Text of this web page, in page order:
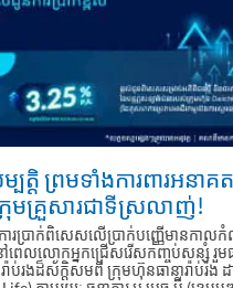
បត្តិ ព្រមទាំងការពារអនាគ
មគ្រួសារជាទីស្រលាញ់!
ារប្រាក់ពិសេសលើប្រាក់បញ្ញើមានកា
ៅពេលលោកអ្នកជ្រើសរើសកញ្ចប់សន្សំ រួ
ាប់រងដ៏ស័ក្តិសមពី ក្រុមហ៊ុនធានារ៉ាប់រ៉